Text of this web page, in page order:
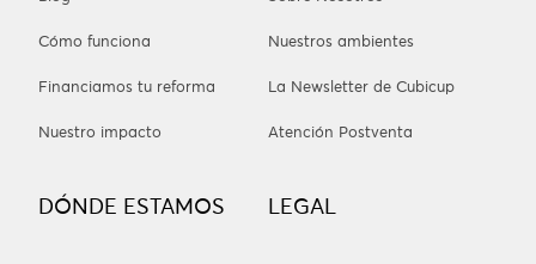
Cómo funciona
Financiamos tu reforma
Nuestro impacto
Nuestros ambientes
La Newsletter de Cubicup
Atención Postventa
DÓNDE ESTAMOS LEGAL